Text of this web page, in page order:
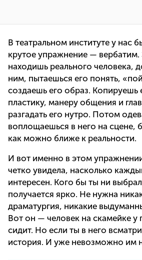
В театральном институте у нас
крутое упражнение — вербатим.
находишь реального человека,
ним, пытаешься его понять,
создаешь его образ. Копируешь
пластику, манеру общения и
разгадать его нутро. Потом
воплощаешься в него на сцене,
как можно ближе к реальности.
И вот именно в этом
четко увидела, насколько
интересен. Кого бы ты ни
получается ярко. Не нужна
драматургия, никакие
Вот он — человек на скамейке у
сидит. Но если ты в него
история. И уже невозможно им